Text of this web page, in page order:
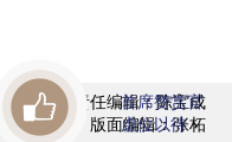
责任编辑：陈宝成
版面编辑：张柘
首席赞赏官
虚位以待